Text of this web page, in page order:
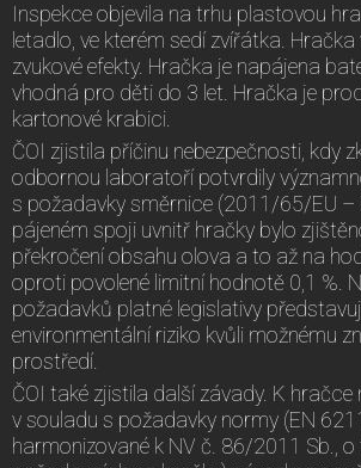
Inspekce objevila na trhu plastovou
letadlo, ve kterém sedí zvířátka.
zvukové efekty. Hračka je napájena
vhodná pro děti do 3 let. Hračka je
kartonové krabici.
ČOI zjistila příčinu nebezpečnosti, kdy
odbornou laboratoří potvrdily
s požadavky směrnice (2011/65/EU –
pájeném spoji uvnitř hračky bylo
překročení obsahu olova a to až na
oproti povolené limitní hodnotě 0,1 %.
požadavků platné legislativy
environmentální riziko kvůli možnému
prostředí.
ČOI také zjistila další závady. K hračce
v souladu s požadavky normy (EN
harmonizované k NV č. 86/2011 Sb.,